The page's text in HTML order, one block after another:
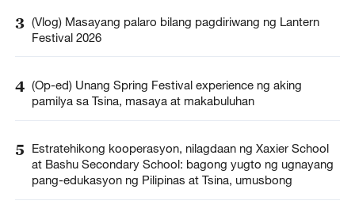
3 (Vlog) Masayang palaro bilang pagdiriwang ng Lantern
Festival 2026
4 (Op-ed) Unang Spring Festival experience ng aking
pamilya sa Tsina, masaya at makabuluhan
5
Estratehikong kooperasyon, nilagdaan ng Xaxier School
at Bashu Secondary School: bagong yugto ng ugnayang
pang-edukasyon ng Pilipinas at Tsina, umusbong